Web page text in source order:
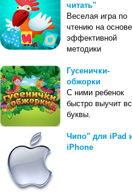
читать"
Веселая игра по
чтению на основе
эффективной
методики
Гусенички-
обжорки
С ними ребенок
быстро выучит
буквы.
Чипо" для iPad
iPhone